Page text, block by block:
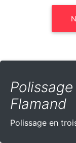
Flamand
Polissage en